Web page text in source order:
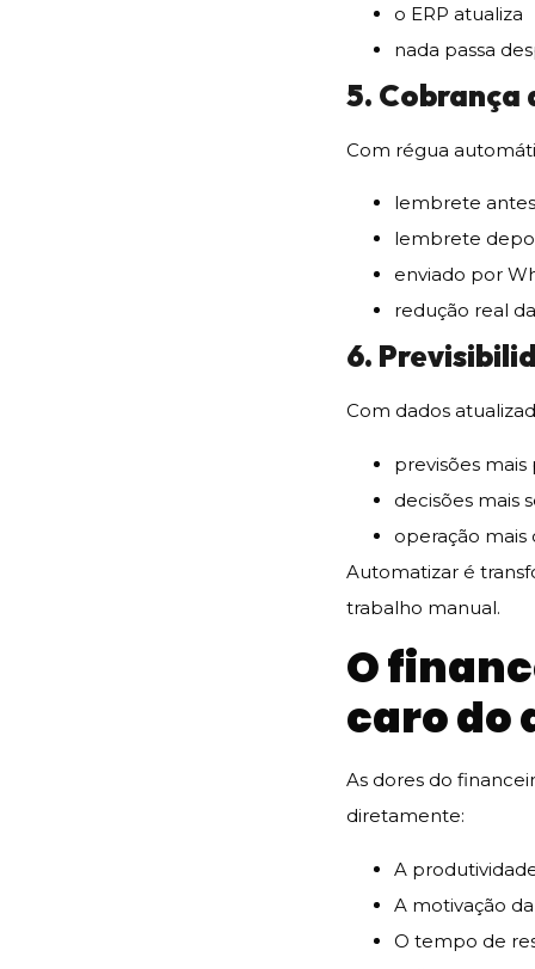
o ERP atualiza
nada passa
5.
Com régua
lembrete
lembrete
enviado por
redução real
6.
Com dados
previsões mais
decisões mais
operação mais
Automatizar é
trabalho manual.
O
caro do
As dores do
diretamente:
A
A motivação
O tempo de